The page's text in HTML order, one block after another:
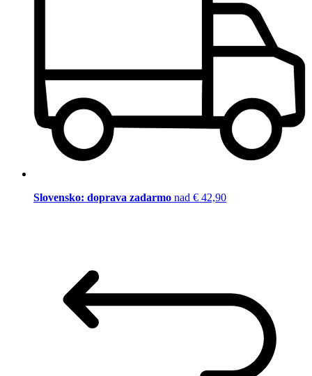
Slovensko: doprava zadarmo nad € 42,90